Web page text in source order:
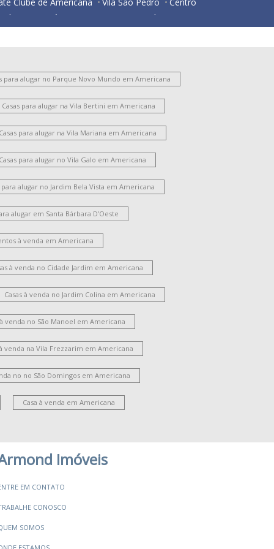
Jardim Santa Lúcia
Parque Nova Carioba
Rodrigues
Parque Gramado
Jardim Lizandra
Vila Pavan
Vale das Paineiras
Residencial Nardini
Jardim das Orquídeas
São Roque
Morada do Sol
Letônia
Werner Plaas
Vila Cordenonsi
Machadinho II
Parque Universitário
Limpo
Jardim América
Vila Rehder
Terramérica I
Parque das Nações
Liberdade
Santo Antônio
Residencial Jardim Villagio
Portal da Colina
Parque Residencial Jaguari
Residencial Jardim Villagio II
Jardim Guanabara
Vila Bela
Residencial Jardim Esperança
São Domingos
Vila Santa Catarina
Ipiranga
Jardim Santana
Cariobinha
Bertoni
Iate Clube de Campinas
Brasília
Campo Verde
Jardim Paulistano
Chácara Machadinho I
Jardim Imperador
para alugar no Parque Novo Mundo em Americana
Casas para alugar na Vila Bertini em Americana
Casas para alugar na Vila Mariana em Americana
Casas para alugar no Vila Galo em Americana
para alugar no Jardim Bela Vista em Americana
alugar em Santa Bárbara D’Oeste
à venda em Americana
à venda no Cidade Jardim em Americana
Casas à venda no Jardim Colina em Americana
à venda no São Manoel em Americana
à venda na Vila Frezzarim em Americana
no no São Domingos em Americana
Casa à venda em Americana
Imóveis
EM CONTATO
CONOSCO
SOMOS